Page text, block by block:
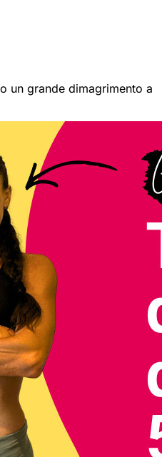
un grande dimagrimento a